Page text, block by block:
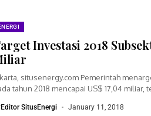
Investasi 2018
situsenergy.com Pemerintah
tahun 2018 mencapai US$ 17,04
Editor SitusEnergi January 11, 2018